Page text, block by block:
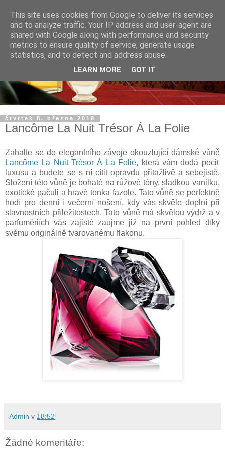
čtvrtek 8. března 2018
Lancôme La Nuit Trésor Á La Folie
Zahalte se do elegantního závoje okouzlující dámské vůně
Lancôme La Nuit Trésor Á La Folie, která vám dodá pocit
luxusu a budete se s ní cítit opravdu přitažlivě a sebejistě.
Složení této vůně je bohaté na růžové tóny, sladkou vanilku,
exotické pačuli a hravé tonka fazole. Tato vůně se perfektně
hodí pro denní i večerní nošení, kdy vás skvěle doplní při
slavnostních příležitostech. Tato vůně má skvělou výdrž a v
parfumériích vás zajisté zaujme již na první pohled díky
svému originálně tvarovanému flakonu.
Admin v 18:52
Žádné komentáře:
This site uses cookies from Google to deliver its services
and to analyze traffic. Your IP address and user-agent are
shared with Google along with performance and security
metrics to ensure quality of service, generate usage
statistics, and to detect and address abuse.
LEARN MORE GOT IT